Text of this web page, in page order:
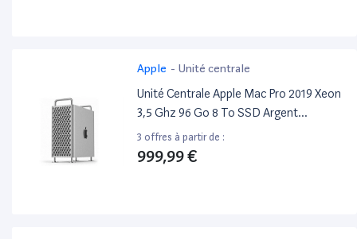
Apple - Unité centrale
Unité Centrale Apple Mac Pro 2019 Xeon
3,5 Ghz 96 Go 8 To SSD Argent
Reconditionné
3 offres à partir de :
999,99 €